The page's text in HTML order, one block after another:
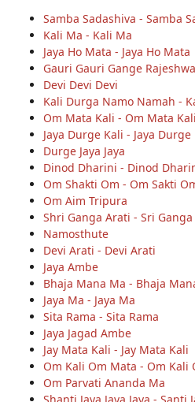
Samba Sadashiva - Samba
Kali Ma - Kali Ma
Jaya Ho Mata - Jaya Ho Mata
Gauri Gauri Gange
Devi Devi Devi
Kali Durga Namo Namah -
Om Mata Kali - Om Mata Kali
Jaya Durge Kali - Jaya Durge
Durge Jaya Jaya
Dinod Dharini - Dinod
Om Shakti Om - Om Sakti
Om Aim Tripura
Shri Ganga Arati - Sri
Namosthute
Devi Arati - Devi Arati
Jaya Ambe
Bhaja Mana Ma - Bhaja
Jaya Ma - Jaya Ma
Sita Rama - Sita Rama
Jaya Jagad Ambe
Jay Mata Kali - Jay Mata Kali
Om Kali Om Mata - Om Kali
Om Parvati Ananda Ma